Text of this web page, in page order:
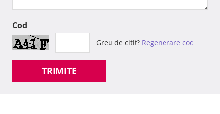
Cod
Greu de citit? Regenerare cod
TRIMITE